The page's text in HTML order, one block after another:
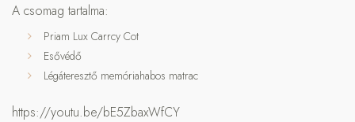
A csomag tartalma:
Priam Lux Carrcy Cot
Esővédő
Légáteresztő memóriahabos matrac
https://youtu.be/bE5ZbaxWfCY